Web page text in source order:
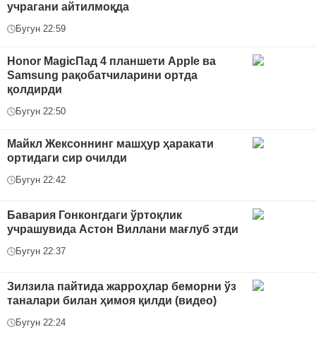
учрагани айтилмоқда
Бугун 22:59
Honor MagicПад 4 планшети Apple ва
Samsung рақобатчиларини ортда
қолдирди
Бугун 22:50
Майкл Жексоннинг машҳур ҳаракати
ортидаги сир очилди
Бугун 22:42
Бавария Гонконгдаги ўртоқлик
учрашувида Астон Виллани мағлуб этди
Бугун 22:37
Зилзила пайтида жарроҳлар беморни ўз
таналари билан ҳимоя қилди (видео)
Бугун 22:24